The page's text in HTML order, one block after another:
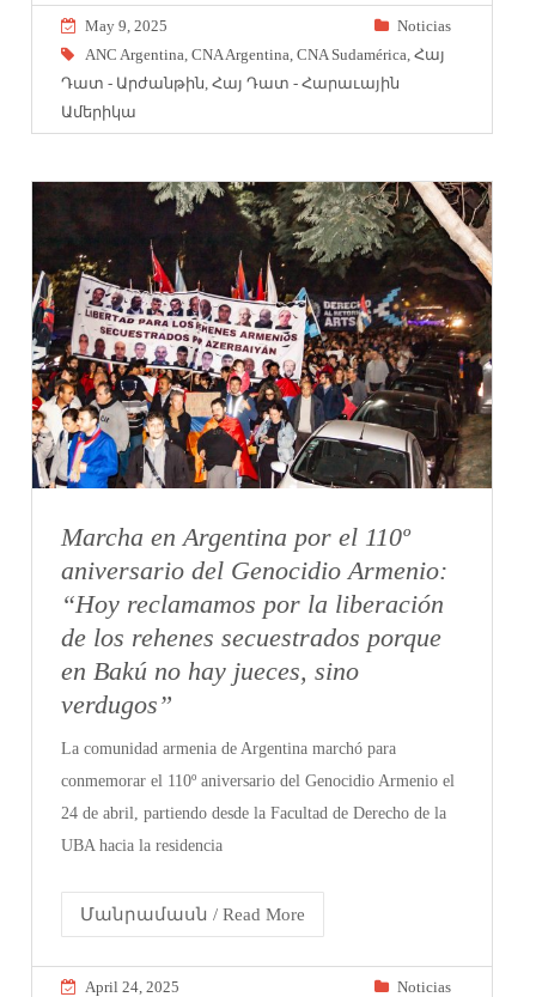
May 9, 2025
Noticias
ANC Argentina ,CNA Argentina ,CNA Sudamérica ,Հայ
Դատ - Արժանթին ,Հայ Դատ - Հարաւային
Ամերիկա
Marcha en Argentina por el 110º
aniversario del Genocidio Armenio:
“Hoy reclamamos por la liberación
de los rehenes secuestrados porque
en Bakú no hay jueces, sino
verdugos”
La comunidad armenia de Argentina marchó para
conmemorar el 110º aniversario del Genocidio Armenio el
24 de abril, partiendo desde la Facultad de Derecho de la
UBA hacia la residencia
Մանրամասն / Read More
April 24, 2025
Noticias